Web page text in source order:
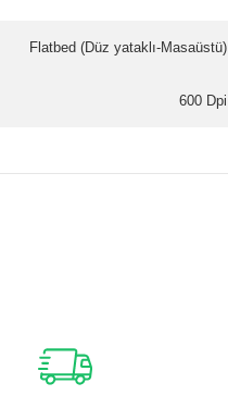
Flatbed (Düz yataklı-Masaüstü)
600 Dpi